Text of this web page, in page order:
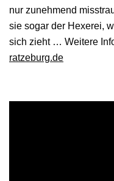
nur zunehmend
sie sogar der Hexerei,
sich zieht … Weitere
ratzeburg.de